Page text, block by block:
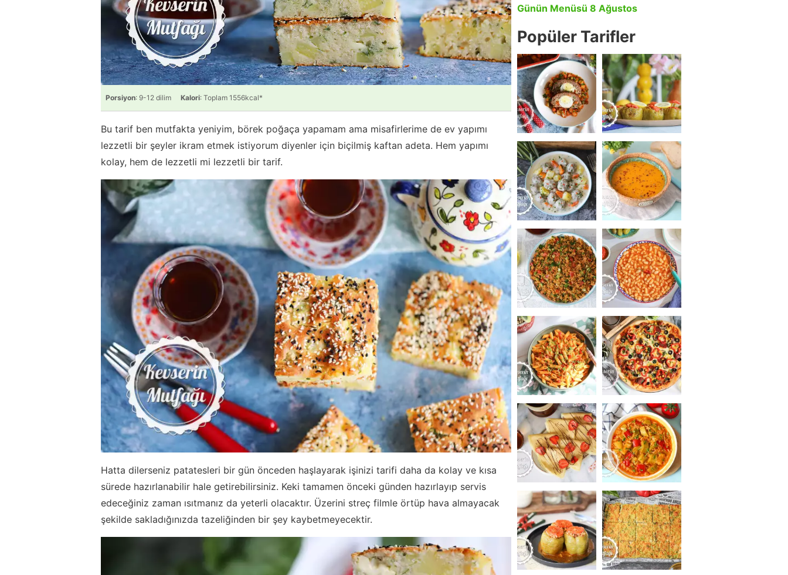
Porsiyon: 9-12 dilim Kalori: Toplam 1556kcal*
Bu tarif ben mutfakta yeniyim, börek poğaça yapamam ama misafirlerime de ev yapımı
lezzetli bir şeyler ikram etmek istiyorum diyenler için biçilmiş kaftan adeta. Hem yapımı
kolay, hem de lezzetli mi lezzetli bir tarif.
Hatta dilerseniz patatesleri bir gün önceden haşlayarak işinizi tarifi daha da kolay ve kısa
sürede hazırlanabilir hale getirebilirsiniz. Keki tamamen önceki günden hazırlayıp servis
edeceğiniz zaman ısıtmanız da yeterli olacaktır. Üzerini streç filmle örtüp hava almayacak
şekilde sakladığınızda tazeliğinden bir şey kaybetmeyecektir.
Günün Menüsü 8 Ağustos
Popüler Tarifler